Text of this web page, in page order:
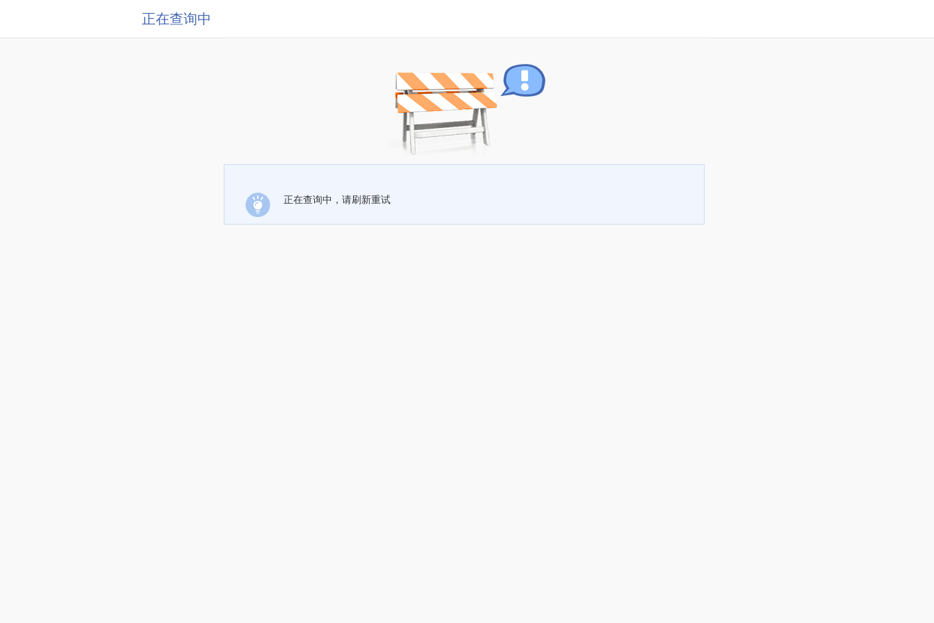
正在查询中
正在查询中，请刷新重试